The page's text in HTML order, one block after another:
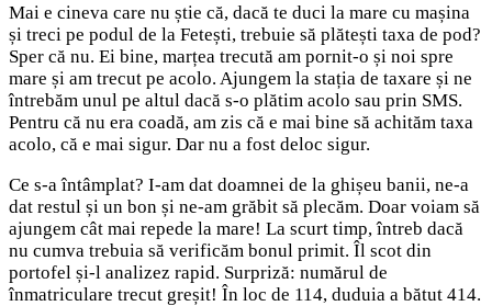
Mai e cineva care nu știe că, dacă te duci la mare cu mașina
și treci pe podul de la Fetești, trebuie să plătești taxa de pod?
Sper că nu. Ei bine, marțea trecută am pornit-o și noi spre
mare și am trecut pe acolo. Ajungem la stația de taxare și ne
întrebăm unul pe altul dacă s-o plătim acolo sau prin SMS.
Pentru că nu era coadă, am zis că e mai bine să achităm taxa
acolo, că e mai sigur. Dar nu a fost deloc sigur.
Ce s-a întâmplat? I-am dat doamnei de la ghișeu banii, ne-a
dat restul și un bon și ne-am grăbit să plecăm. Doar voiam să
ajungem cât mai repede la mare! La scurt timp, întreb dacă
nu cumva trebuia să verificăm bonul primit. Îl scot din
portofel și-l analizez rapid. Surpriză: numărul de
înmatriculare trecut greșit! În loc de 114, duduia a bătut 414.